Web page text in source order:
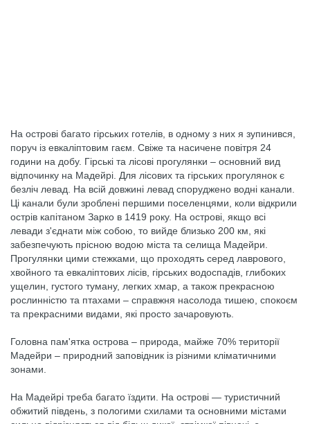
На острові багато гірських готелів, в одному з них я зупинився,
поруч із евкаліптовим гаєм. Свіже та насичене повітря 24
години на добу. Гірські та лісові прогулянки – основний вид
відпочинку на Мадейрі. Для лісових та гірських прогулянок є
безліч левад. На всій довжині левад споруджено водні канали.
Ці канали були зроблені першими поселенцями, коли відкрили
острів капітаном Зарко в 1419 року. На острові, якщо всі
левади з'єднати між собою, то вийде близько 200 км, які
забезпечують прісною водою міста та селища Мадейри.
Прогулянки цими стежками, що проходять серед лаврового,
хвойного та евкаліптових лісів, гірських водоспадів, глибоких
ущелин, густого туману, легких хмар, а також прекрасною
рослинністю та птахами – справжня насолода тишею, спокоєм
та прекрасними видами, які просто зачаровують.
Головна пам'ятка острова – природа, майже 70% території
Мадейри – природний заповідник із різними кліматичними
зонами.
На Мадейрі треба багато їздити. На острові — туристичний
обжитий південь, з пологими схилами та основними містами